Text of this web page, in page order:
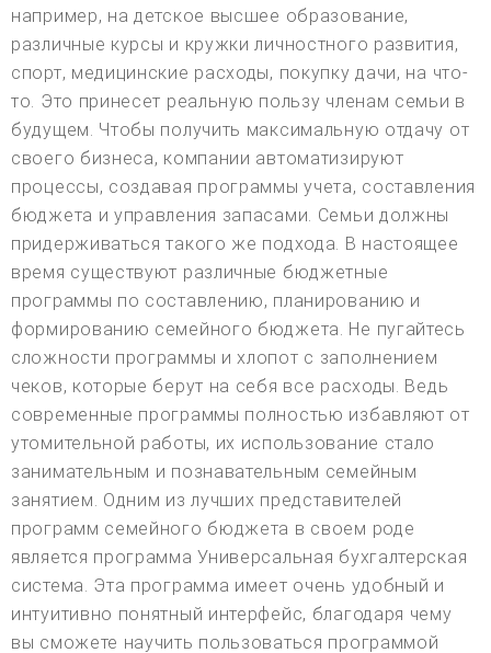
например, на детское высшее образование,
различные курсы и кружки личностного развития,
спорт, медицинские расходы, покупку дачи, на что-
то. Это принесет реальную пользу членам семьи в
будущем. Чтобы получить максимальную отдачу от
своего бизнеса, компании автоматизируют
процессы, создавая программы учета, составления
бюджета и управления запасами. Семьи должны
придерживаться такого же подхода. В настоящее
время существуют различные бюджетные
программы по составлению, планированию и
формированию семейного бюджета. Не пугайтесь
сложности программы и хлопот с заполнением
чеков, которые берут на себя все расходы. Ведь
современные программы полностью избавляют от
утомительной работы, их использование стало
занимательным и познавательным семейным
занятием. Одним из лучших представителей
программ семейного бюджета в своем роде
является программа Универсальная бухгалтерская
система. Эта программа имеет очень удобный и
интуитивно понятный интерфейс, благодаря чему
вы сможете научить пользоваться программой